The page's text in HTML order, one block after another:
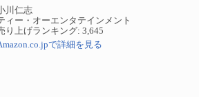
川仁志
ィー・オーエンタテインメント
り上げランキング: 3,645
で詳細を見る